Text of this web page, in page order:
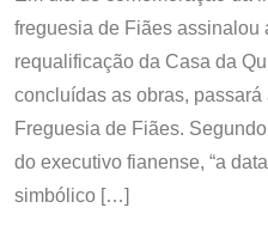
freguesia de Fiães assinalou
requalificação da Casa da
concluídas as obras,
Freguesia de Fiães.
do executivo fianense, “a
simbólico […]